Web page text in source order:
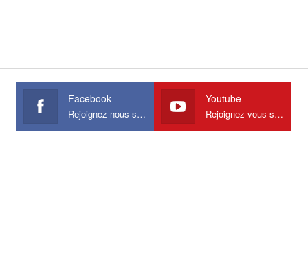
Facebook
Rejoignez-nous sur Facebook
Youtube
Rejoignez-vous sur Youtube